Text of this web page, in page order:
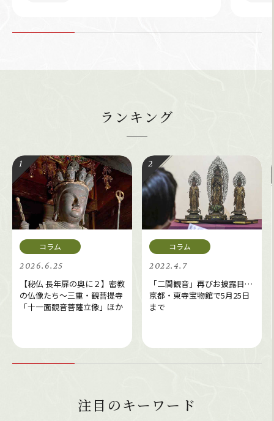
ランキング
2026.6.25
【秘仏 長年扉の奥に２】密教
の仏像たち～三重・観菩提寺
「十一面観音菩薩立像」ほか
2022.4.7
「二間観音」再びお披露目…
京都・東寺宝物館で5月25日
まで
注目のキーワード